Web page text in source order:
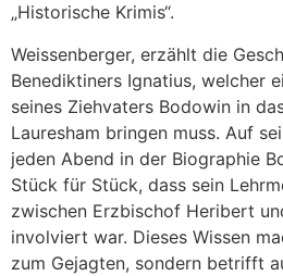
„Historische Krimis“.
Weissenberger, erzählt die
Benediktiners Ignatius, welcher
seines Ziehvaters Bodowin in
Lauresham bringen muss. Auf
jeden Abend in der Biographie
Stück für Stück, dass sein
zwischen Erzbischof Heribert
involviert war. Dieses Wissen
zum Gejagten, sondern betrifft